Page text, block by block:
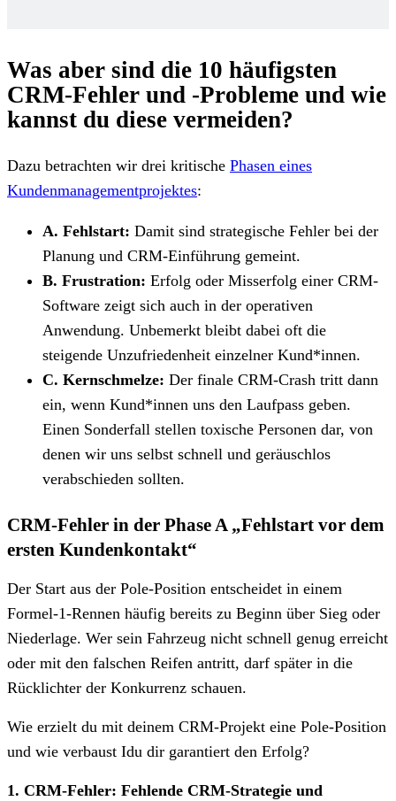
Was aber sind die 10 häufigsten
CRM-Fehler und -Probleme und wie
kannst du diese vermeiden?
Dazu betrachten wir drei kritische Phasen eines
Kundenmanagementprojektes:
A. Fehlstart: Damit sind strategische Fehler bei der
Planung und CRM-Einführung gemeint.
B. Frustration: Erfolg oder Misserfolg einer CRM-
Software zeigt sich auch in der operativen
Anwendung. Unbemerkt bleibt dabei oft die
steigende Unzufriedenheit einzelner Kund*innen.
C. Kernschmelze: Der finale CRM-Crash tritt dann
ein, wenn Kund*innen uns den Laufpass geben.
Einen Sonderfall stellen toxische Personen dar, von
denen wir uns selbst schnell und geräuschlos
verabschieden sollten.
CRM-Fehler in der Phase A „Fehlstart vor dem
ersten Kundenkontakt“
Der Start aus der Pole-Position entscheidet in einem
Formel-1-Rennen häufig bereits zu Beginn über Sieg oder
Niederlage. Wer sein Fahrzeug nicht schnell genug erreicht
oder mit den falschen Reifen antritt, darf später in die
Rücklichter der Konkurrenz schauen.
Wie erzielt du mit deinem CRM-Projekt eine Pole-Position
und wie verbaust Idu dir garantiert den Erfolg?
1. CRM-Fehler: Fehlende CRM-Strategie und